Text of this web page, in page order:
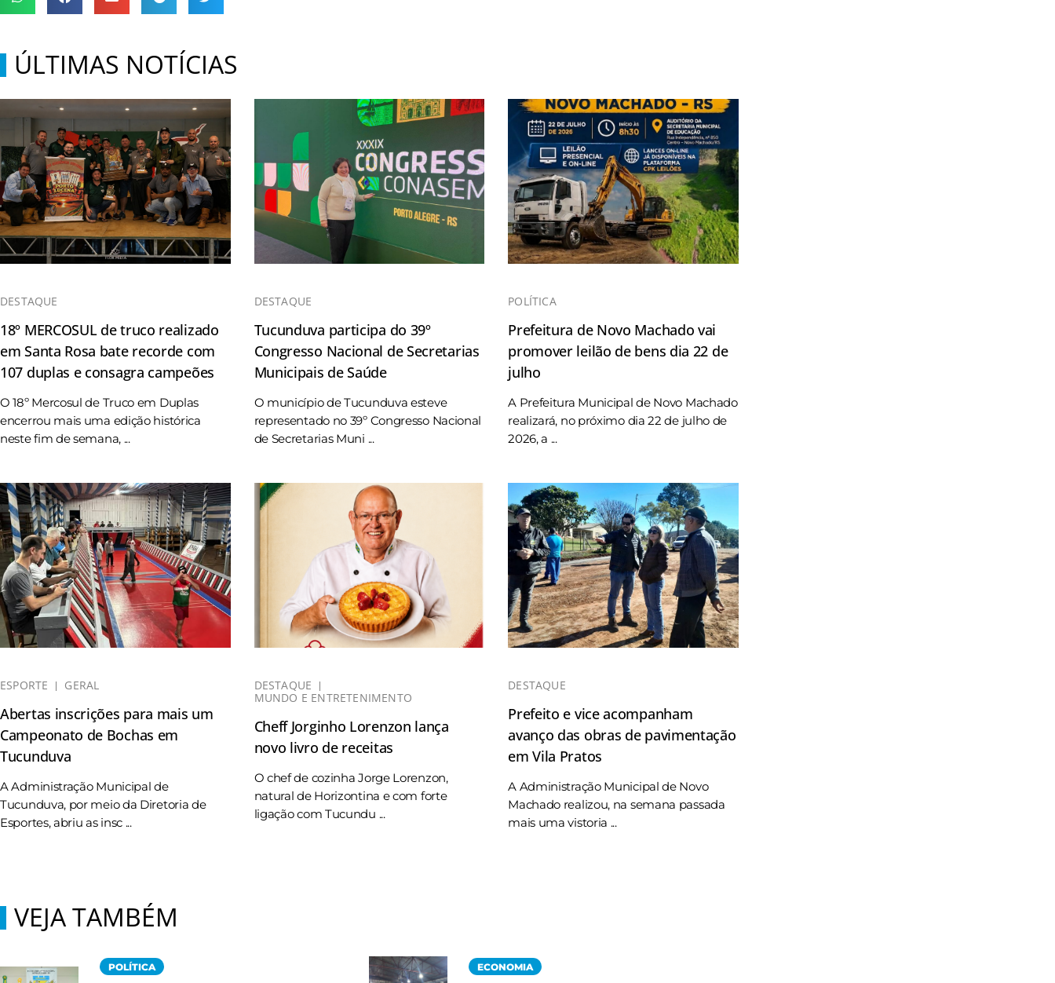
ÚLTIMAS NOTÍCIAS
DESTAQUE
18º MERCOSUL de truco realizado
em Santa Rosa bate recorde com
107 duplas e consagra campeões
O 18º Mercosul de Truco em Duplas
encerrou mais uma edição histórica
neste fim de semana, ...
DESTAQUE
Tucunduva participa do 39º
Congresso Nacional de Secretarias
Municipais de Saúde
O município de Tucunduva esteve
representado no 39º Congresso Nacional
de Secretarias Muni ...
POLÍTICA
Prefeitura de Novo Machado vai
promover leilão de bens dia 22 de
julho
A Prefeitura Municipal de Novo Machado
realizará, no próximo dia 22 de julho de
2026, a ...
ESPORTE GERAL
Abertas inscrições para mais um
Campeonato de Bochas em
Tucunduva
A Administração Municipal de
Tucunduva, por meio da Diretoria de
Esportes, abriu as insc ...
DESTAQUE
MUNDO E ENTRETENIMENTO
Cheff Jorginho Lorenzon lança
novo livro de receitas
O chef de cozinha Jorge Lorenzon,
natural de Horizontina e com forte
ligação com Tucundu ...
DESTAQUE
Prefeito e vice acompanham
avanço das obras de pavimentação
em Vila Pratos
A Administração Municipal de Novo
Machado realizou, na semana passada
mais uma vistoria ...
VEJA TAMBÉM
POLÍTICA ECONOMIA